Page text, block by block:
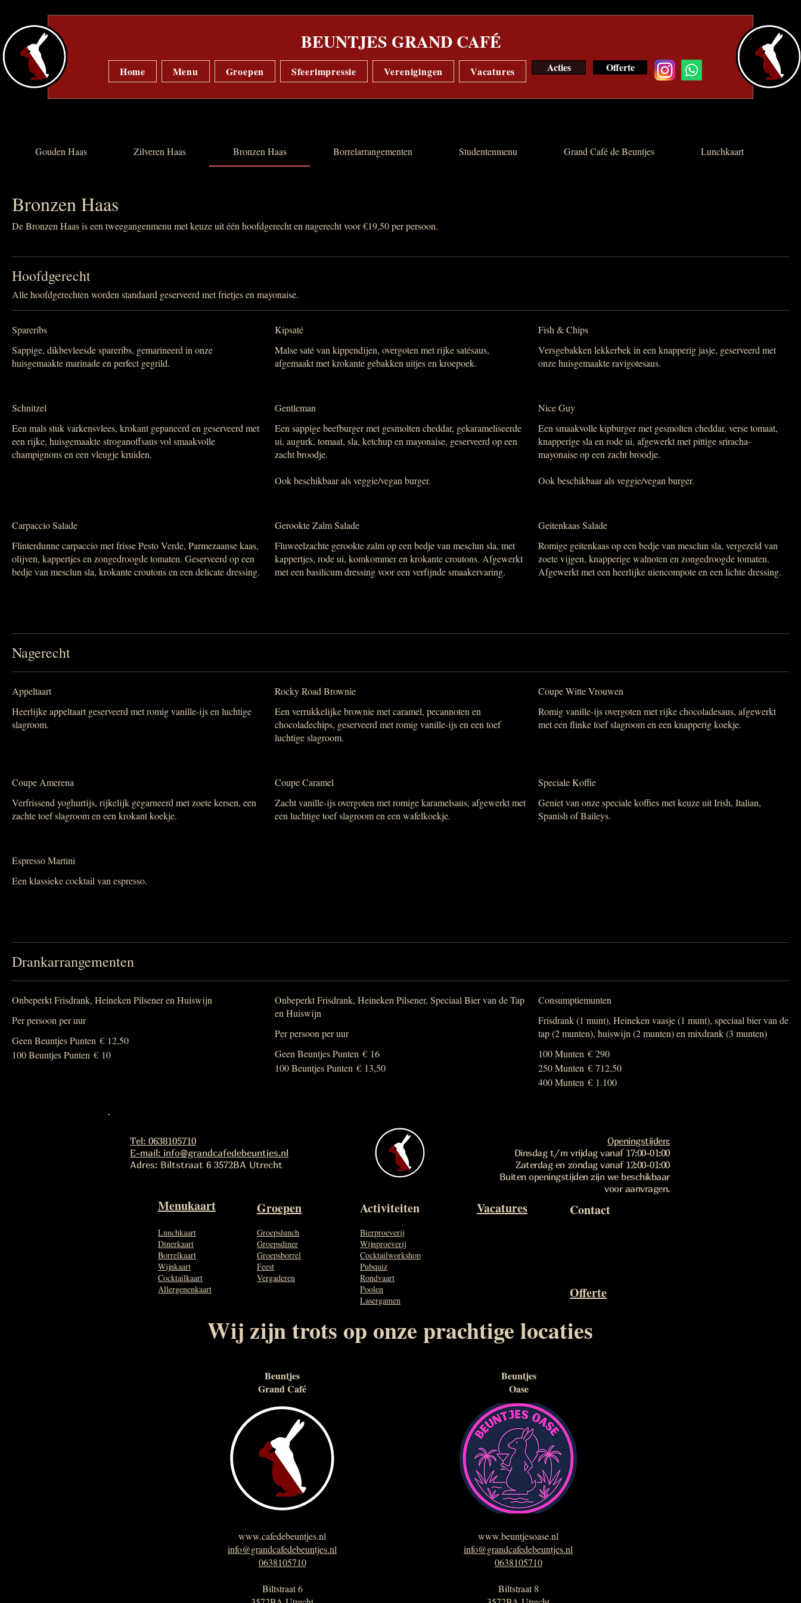
BEUNTJES GRAND CAFÉ
Acties Offerte
Home Menu Groepen Sfeerimpressie Verenigingen Vacatures
Gouden Haas Zilveren Haas Bronzen Haas Borrelarrangementen Studentenmenu Grand Café de Beuntjes Lunchkaart
Bronzen Haas
De Bronzen Haas is een tweegangenmenu met keuze uit één hoofdgerecht en nagerecht voor €19,50 per persoon.
Hoofdgerecht
Alle hoofdgerechten worden standaard geserveerd met frietjes en mayonaise.
Spareribs
Sappige, dikbevleesde spareribs, gemarineerd in onze
huisgemaakte marinade en perfect gegrild.
Kipsaté
Malse saté van kippendijen, overgoten met rijke satésaus,
afgemaakt met krokante gebakken uitjes en kroepoek.
Fish & Chips
Versgebakken lekkerbek in een knapperig jasje, geserveerd met
onze huisgemaakte ravigotesaus.
Schnitzel
Een mals stuk varkensvlees, krokant gepaneerd en geserveerd met
een rijke, huisgemaakte stroganoffsaus vol smaakvolle
champignons en een vleugje kruiden.
Gentleman
Een sappige beefburger met gesmolten cheddar, gekarameliseerde
ui, augurk, tomaat, sla, ketchup en mayonaise, geserveerd op een
zacht broodje.
Ook beschikbaar als veggie/vegan burger.
Nice Guy
Een smaakvolle kipburger met gesmolten cheddar, verse tomaat,
knapperige sla en rode ui, afgewerkt met pittige sriracha-
mayonaise op een zacht broodje.
Ook beschikbaar als veggie/vegan burger.
Carpaccio Salade
Flinterdunne carpaccio met frisse Pesto Verde, Parmezaanse kaas,
olijven, kappertjes en zongedroogde tomaten. Geserveerd op een
bedje van mesclun sla, krokante croutons en een delicate dressing.
Gerookte Zalm Salade
Fluweelzachte gerookte zalm op een bedje van mesclun sla, met
kappertjes, rode ui, komkommer en krokante croutons. Afgewerkt
met een basilicum dressing voor een verfijnde smaakervaring.
Geitenkaas Salade
Romige geitenkaas op een bedje van mesclun sla, vergezeld van
zoete vijgen, knapperige walnoten en zongedroogde tomaten.
Afgewerkt met een heerlijke uiencompote en een lichte dressing.
Nagerecht
Appeltaart
Heerlijke appeltaart geserveerd met romig vanille-ijs en luchtige
slagroom.
Rocky Road Brownie
Een verrukkelijke brownie met caramel, pecannoten en
chocoladechips, geserveerd met romig vanille-ijs en een toef
luchtige slagroom.
Coupe Witte Vrouwen
Romig vanille-ijs overgoten met rijke chocoladesaus, afgewerkt
met een flinke toef slagroom en een knapperig koekje.
Coupe Amerena
Verfrissend yoghurtijs, rijkelijk gegarneerd met zoete kersen, een
zachte toef slagroom en een krokant koekje.
Coupe Caramel
Zacht vanille-ijs overgoten met romige karamelsaus, afgewerkt met
een luchtige toef slagroom en een wafelkoekje.
Speciale Koffie
Geniet van onze speciale koffies met keuze uit Irish, Italian,
Spanish of Baileys.
Espresso Martini
Een klassieke cocktail van espresso.
Drankarrangementen
Onbeperkt Frisdrank, Heineken Pilsener en Huiswijn
Per persoon per uur
Geen Beuntjes Punten € 12,50
100 Beuntjes Punten € 10
Onbeperkt Frisdrank, Heineken Pilsener, Speciaal Bier van de Tap
en Huiswijn
Per persoon per uur
Geen Beuntjes Punten € 16
100 Beuntjes Punten € 13,50
Consumptiemunten
Frisdrank (1 munt), Heineken vaasje (1 munt), speciaal bier van de
tap (2 munten), huiswijn (2 munten) en mixdrank (3 munten)
100 Munten € 290
250 Munten € 712,50
400 Munten € 1.100
Tel: 0638105710
E-mail: info@grandcafedebeuntjes.nl
Adres: Biltstraat 6 3572BA Utrecht
Menukaart
Lunchkaart
Dinerkaart
Borrelkaart
Wijnkaart
Cocktailkaart
Allergenenkaart
Groepen
Groepslunch
Groepsdiner
Groepsborrel
Feest
Vergaderen
Activiteiten
Bierproeverij
Wijnproeverij
Cocktailworkshop
Pubquiz
Rondvaart
Poolen
Lasergamen
Openingstijden:
Dinsdag t/m vrijdag vanaf 17:00-01:00
Zaterdag en zondag vanaf 12:00-01:00
Buiten openingstijden zijn we beschikbaar
voor aanvragen.
Vacatures Contact
Offerte
Wij zijn trots op onze prachtige locaties
Beuntjes
Grand Café
www.cafedebeuntjes.nl
info@grandcafedebeuntjes.nl
0638105710
Biltstraat 6
Beuntjes
Oase
www.beuntjesoase.nl
info@grandcafedebeuntjes.nl
0638105710
Biltstraat 8